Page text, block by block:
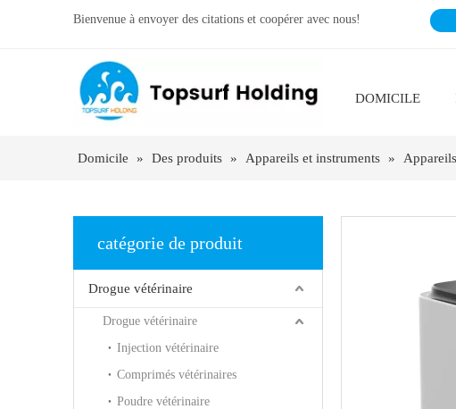
Bienvenue à envoyer des citations et coopérer avec nous!
DOMICILE
Domicile » Des produits » Appareils et instruments »
catégorie de produit
Drogue vétérinaire
Drogue vétérinaire
Injection vétérinaire
Comprimés vétérinaires
Poudre vétérinaire